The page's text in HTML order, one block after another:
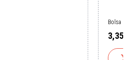
Bolsa 1
Precio
3,35 €